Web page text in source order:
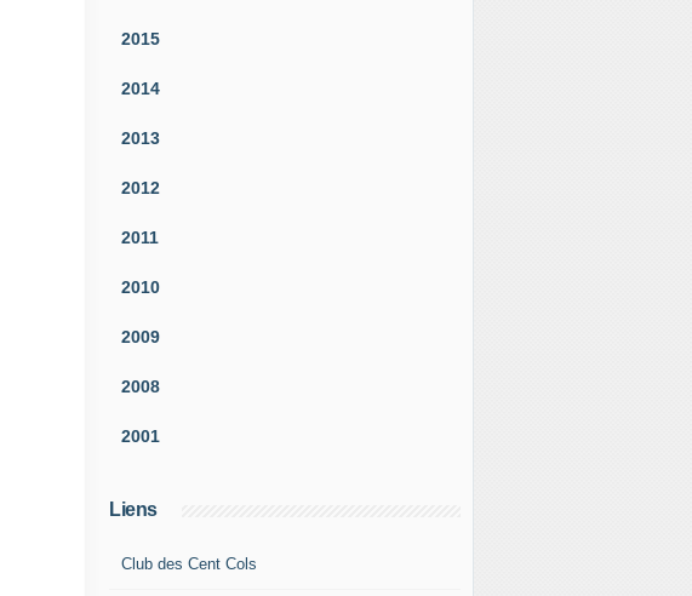
2015
2014
2013
2012
2011
2010
2009
2008
2001
Liens
Club des Cent Cols